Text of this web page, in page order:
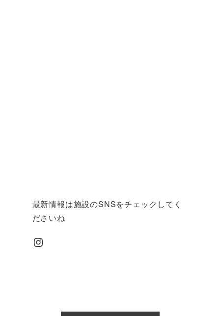
最新情報は施設のSNSをチェックしてく
ださいね
Instagram